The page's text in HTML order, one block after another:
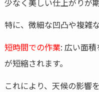
特に、微細な凹凸や複雑
短時間での作業: 広い面
が短縮されます。
これにより、天候の影響